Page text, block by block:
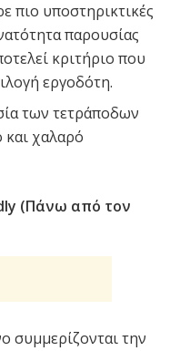
πιο υποστηρικτικές
παρουσίας
κριτήριο που
εργοδότη.
των τετράποδων
και χαλαρό
(Πάνω από τον
συμμερίζονται την